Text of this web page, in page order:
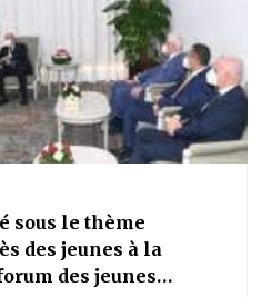
sous le thème
des jeunes à la
des jeunes